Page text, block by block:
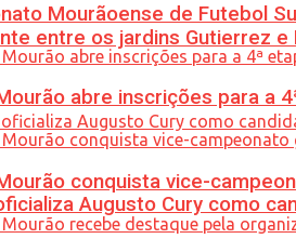
entre os jardins Gutierrez
Augusto Cury como
Mourãoense de Futebol
abre inscrições para a
conquista vice-